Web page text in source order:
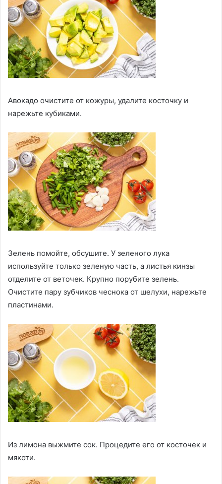
Авокадо очистите от кожуры, удалите косточку и
нарежьте кубиками.
Зелень помойте, обсушите. У зеленого лука
используйте только зеленую часть, а листья кинзы
отделите от веточек. Крупно порубите зелень.
Очистите пару зубчиков чеснока от шелухи, нарежьте
пластинами.
Из лимона выжмите сок. Процедите его от косточек и
мякоти.